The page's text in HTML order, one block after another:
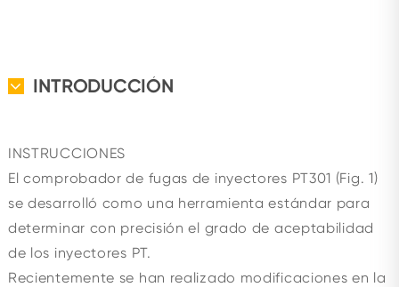
INTRODUCCIÓN
INSTRUCCIONES
El comprobador de fugas de inyectores PT301 (Fig. 1)
se desarrolló como una herramienta estándar para
determinar con precisión el grado de aceptabilidad
de los inyectores PT.
Recientemente se han realizado modificaciones en la